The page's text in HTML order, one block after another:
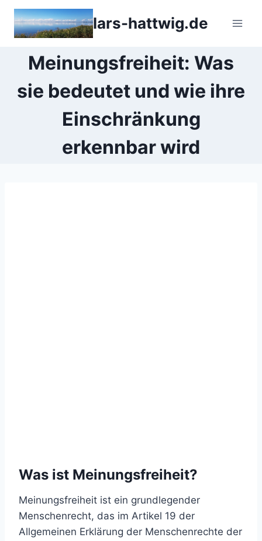
Zum
Inhalt
springen
lars-hattwig.de
Meinungsfreiheit: Was
sie bedeutet und wie ihre
Einschränkung
erkennbar wird
Was ist Meinungsfreiheit?
Meinungsfreiheit ist ein grundlegender
Menschenrecht, das im Artikel 19 der
Allgemeinen Erklärung der Menschenrechte der